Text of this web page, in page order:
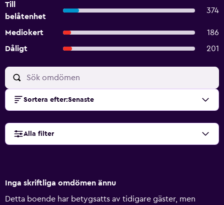
Till
belåtenhet
374
Mediokert
186
Dåligt
201
Sortera efter:Senaste
Alla filter
Inga skriftliga omdömen ännu
Detta boende har betygsatts av tidigare gäster, men